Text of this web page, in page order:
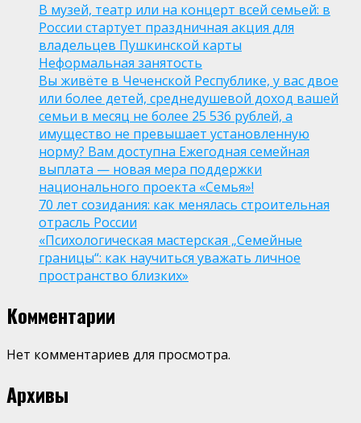
В музей, театр или на концерт всей семьей: в
России стартует праздничная акция для
владельцев Пушкинской карты
Неформальная занятость
Вы живёте в Чеченской Республике, у вас двое
или более детей, среднедушевой доход вашей
семьи в месяц не более 25 536 рублей, а
имущество не превышает установленную
норму? Вам доступна Ежегодная семейная
выплата — новая мера поддержки
национального проекта «Семья»!
70 лет созидания: как менялась строительная
отрасль России
«Психологическая мастерская „Семейные
границы“: как научиться уважать личное
пространство близких»
Комментарии
Нет комментариев для просмотра.
Архивы